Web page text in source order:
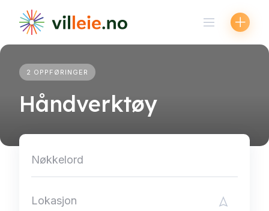
content
2 OPPFØRINGER
Håndverktøy